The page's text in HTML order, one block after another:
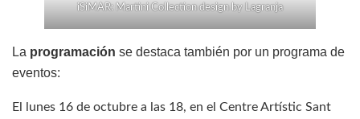
iSiMAR: Martini Collection design by Lagranja
La programación se destaca también por un programa de
eventos:
El lunes 16 de octubre a las 18, en el Centre Artístic Sant